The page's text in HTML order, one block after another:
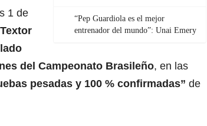
“Pep Guardiola es el mejor
entrenador del mundo”: Unai Emery
1 de
Textor
del Campeonato Brasileño, en las
pesadas y 100 % confirmadas” de